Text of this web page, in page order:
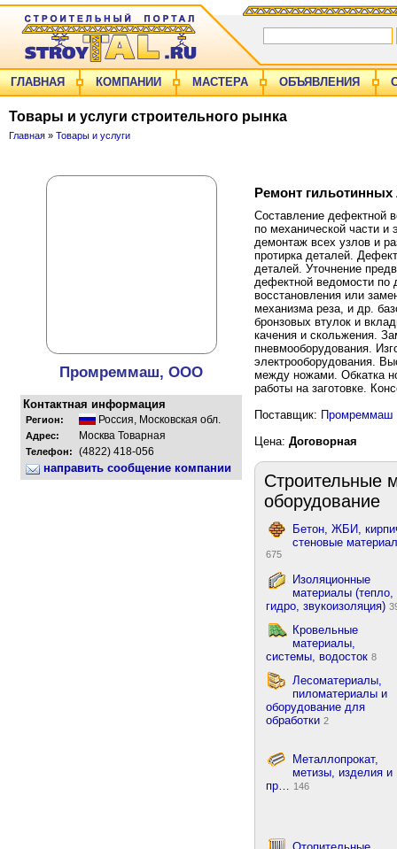
ГЛАВНАЯ КОМПАНИИ МАСТЕРА ОБЪЯВЛЕНИЯ
Товары и услуги строительного рынка
Главная » Товары и услуги
Промреммаш, ООО
Контактная информация
Регион: Россия, Московская обл.
Адрес: Москва Товарная
Телефон: (4822) 418-056
направить сообщение компании
Ремонт
Составление дефектной
по механической части
демонтаж всех узлов и
протирка деталей.
деталей. Уточнение
дефектной ведомости
восстановления или
механизма реза, и др.
бронзовых втулок и
качения и скольжения.
пневмооборудования.
электрооборудования.
между ножами. Обкатка
работы на заготовке.
Поставщик: Промреммаш
Цена: Договорная
Строительные
оборудование
Бетон, ЖБИ,
стеновые
675
Изоляционные
материалы (тепло,
гидро, звукоизоляция)
Кровельные
материалы,
системы, водосток 8
Лесоматериалы,
пиломатериалы и
оборудование для
обработки 2
Металлопрокат,
метизы, изделия и
пр… 146